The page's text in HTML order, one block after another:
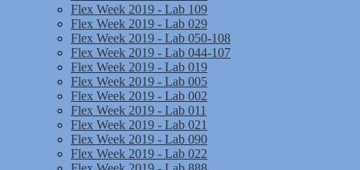
Flex Week 2019 - Lab 109
Flex Week 2019 - Lab 029
Flex Week 2019 - Lab 050-108
Flex Week 2019 - Lab 044-107
Flex Week 2019 - Lab 019
Flex Week 2019 - Lab 005
Flex Week 2019 - Lab 002
Flex Week 2019 - Lab 011
Flex Week 2019 - Lab 021
Flex Week 2019 - Lab 090
Flex Week 2019 - Lab 022